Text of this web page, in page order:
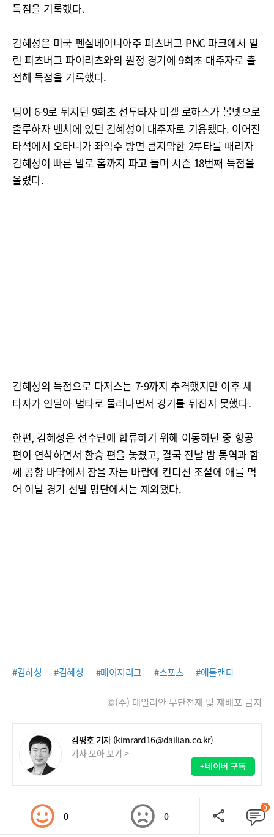
득점을 기록했다.
김혜성은 미국 펜실베이니아주 피츠버그 PNC 파크에서 열
린 피츠버그 파이리츠와의 원정 경기에 9회초 대주자로 출
전해 득점을 기록했다.
팀이 6-9로 뒤지던 9회초 선두타자 미겔 로하스가 볼넷으로
출루하자 벤치에 있던 김혜성이 대주자로 기용됐다. 이어진
타석에서 오타니가 좌익수 방면 큼지막한 2루타를 때리자
김혜성이 빠른 발로 홈까지 파고 들며 시즌 18번째 득점을
올렸다.
김혜성의 득점으로 다저스는 7-9까지 추격했지만 이후 세
타자가 연달아 범타로 물러나면서 경기를 뒤집지 못했다.
한편, 김혜성은 선수단에 합류하기 위해 이동하던 중 항공
편이 연착하면서 환승 편을 놓쳤고, 결국 전날 밤 통역과 함
께 공항 바닥에서 잠을 자는 바람에 컨디션 조절에 애를 먹
어 이날 경기 선발 명단에서는 제외됐다.
#김하성 #김혜성 #메이저리그 #스포츠 #애틀랜타
©(주) 데일리안 무단전재 및 재배포 금지
김평호 기자 (kimrard16@dailian.co.kr)
기사 모아 보기 >
+네이버 구독
0 0
0